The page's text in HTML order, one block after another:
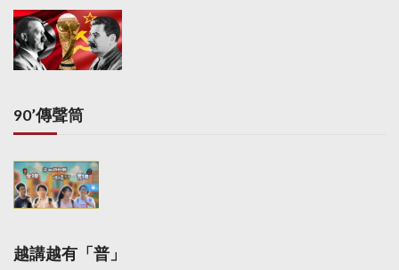
90’傳聲筒
越講越有「普」